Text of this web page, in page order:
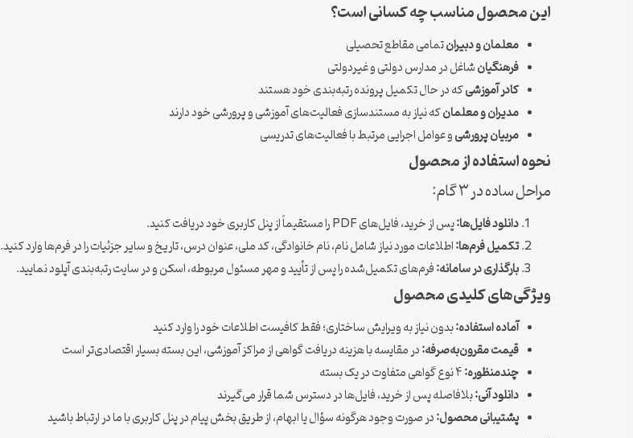
این محصول مناسب چه کسانی است؟
معلمان و دبیرانتمامی مقاطع تحصیلی
فرهنگیانشاغل در مدارس دولتی و غیردولتی
کادر آموزشیکه در حال تکمیل پرونده رتبه‌بندی خود هستند
مدیران و معلمانکه نیاز به مستندسازی فعالیت‌های آموزشی و پرورشی خود دارند
مربیان پرورشیو عوامل اجرایی مرتبط با فعالیت‌های تدریسی
نحوه استفاده از محصول
مراحل ساده در ۳ گام:
دانلود فایل‌ها:پس از خرید، فایل‌های PDF را مستقیماً از پنل کاربری خود دریافت کنید.
تکمیل فرم‌ها:اطلاعات مورد نیاز شامل نام، نام خانوادگی، کد ملی، عنوان درس، تاریخ و سایر جزئیات را در فرم‌ها وارد کنید.
بارگذاری در سامانه:فرم‌های تکمیل‌شده را پس از تأیید و مهر مسئول مربوطه، اسکن و در سایت رتبه‌بندی آپلود نمایید.
ویژگی‌های کلیدی محصول
آماده استفاده:بدون نیاز به ویرایش ساختاری؛ فقط کافیست اطلاعات خود را وارد کنید
قیمت مقرون‌به‌صرفه:در مقایسه با هزینه دریافت گواهی از مراکز آموزشی، این بسته بسیار اقتصادی‌تر است
چندمنظوره:
دانلود آنی:بلافاصله پس از خرید، فایل‌ها در دسترس شما قرار می‌گیرند
پشتیبانی محصول:در صورت وجود هرگونه سؤال یا ابهام، از طریق بخش پیام در پنل کاربری با ما در ارتباط باشید